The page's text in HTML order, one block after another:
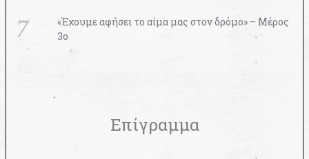
«Έχουμε αφήσει το αίμα μας στον δρόμο» – Μέρος
3ο
Επίγραμμα